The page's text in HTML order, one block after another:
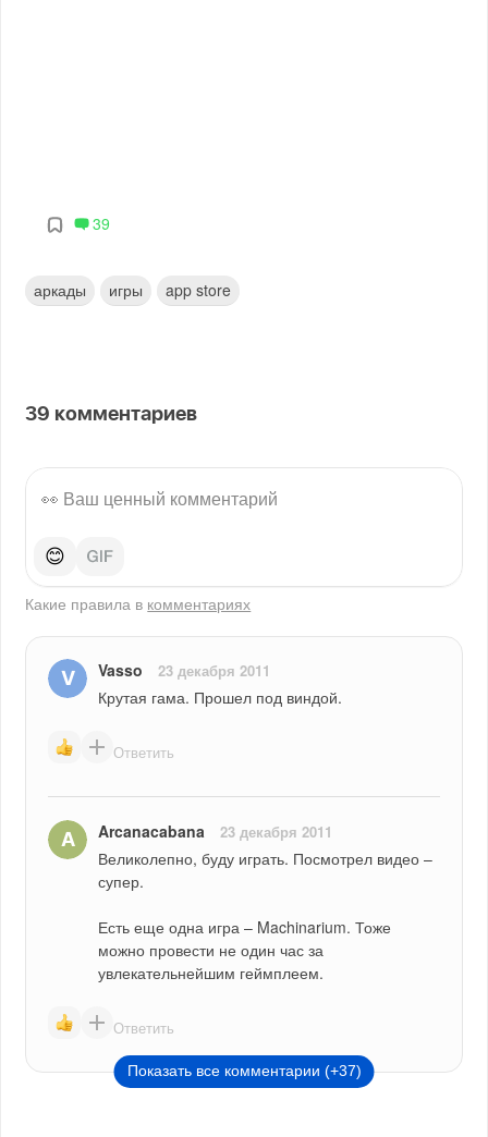
39
аркады игры app store
39 комментариев
😊
Какие правила в комментариях
Vasso 23 декабря 2011
Крутая гама. Прошел под виндой.
Ответить
Arcanacabana 23 декабря 2011
Великолепно, буду играть. Посмотрел видео –
супер.
Есть еще одна игра – Machinarium. Тоже
можно провести не один час за
увлекательнейшим геймплеем.
Ответить
Показать все комментарии (+37)